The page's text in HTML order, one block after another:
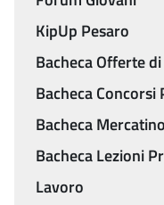
KipUp Pesaro
Bacheca Offerte
Bacheca Concorsi
Bacheca Mercatino
Bacheca Lezioni
Lavoro